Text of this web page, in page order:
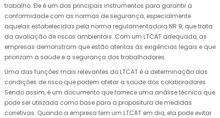
trabalho. Ele é um dos principais instrumentos para garantir a
conformidade com as normas de segurança, especialmente
aquelas estabelecidas pela norma regulamentadora NR 9, que trata
da avaliação de riscos ambientais. Com um LTCAT adequado, as
empresas demonstram que estão atentas às exigências legais e que
priorizam a saúde e a segurança dos trabalhadores.
Uma das funções mais relevantes do LTCAT é a determinação das
condições de risco que podem afetar a saúde dos colaboradores.
Sendo assim, é um documento que fornece uma análise técnica que
pode ser utilizada como base para a propositura de medidas
corretivas. Quando a empresa tem um LTCAT em dia, ela pode evitar